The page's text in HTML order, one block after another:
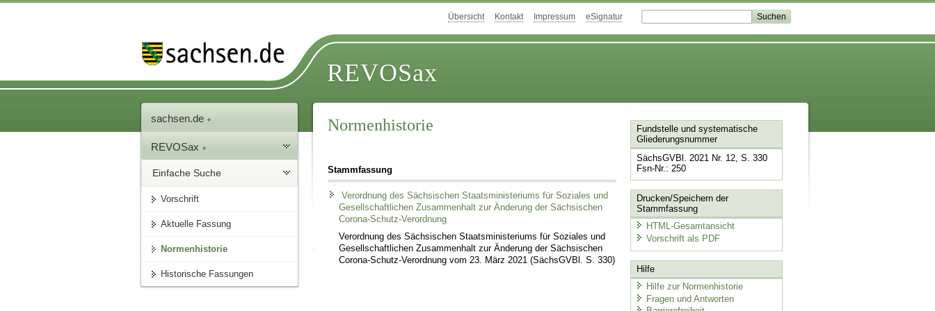
Übersicht Kontakt Impressum eSignatur
REVOSax
sachsen.de
REVOSax
Einfache Suche
Vorschrift
Aktuelle Fassung
Normenhistorie
Historische Fassungen
Normenhistorie
Stammfassung
Verordnung des Sächsischen Staatsministeriums für Soziales und
Gesellschaftlichen Zusammenhalt zur Änderung der Sächsischen
Corona-Schutz-Verordnung
Verordnung des Sächsischen Staatsministeriums für Soziales und
Gesellschaftlichen Zusammenhalt zur Änderung der Sächsischen
Corona-Schutz-Verordnung vom 23. März 2021 (SächsGVBl. S. 330)
Fundstelle und systematische
Gliederungsnummer
SächsGVBl. 2021 Nr. 12, S. 330
Fsn-Nr.: 250
Drucken/Speichern der
Stammfassung
HTML-Gesamtansicht
Vorschrift als PDF
Hilfe
Hilfe zur Normenhistorie
Fragen und Antworten